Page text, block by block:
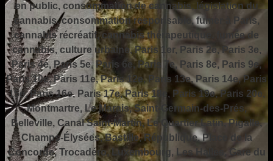
en public, consommation de cannabis, législation du
cannabis, consommation responsable, fumer à Paris,
cannabis récréatif, cannabis thérapeutique, fumée de
cannabis, culture urbaine, Paris 1er, Paris 2e, Paris 3e,
Paris 4e, Paris 5e, Paris 6e, Paris 7e, Paris 8e, Paris 9e,
Paris 10e, Paris 11e, Paris 12e, Paris 13e, Paris 14e, Paris
15e, Paris 16e, Paris 17e, Paris 18e, Paris 19e, Paris 20e,
Montmartre, Le Marais, Saint-Germain-des-Prés,
Belleville, Canal Saint-Martin, Le Quartier Latin, Pigalle,
Champs-Élysées, Bastille, République, Place de la
Concorde, Trocadéro, Luxembourg, Les Halles, Gare du